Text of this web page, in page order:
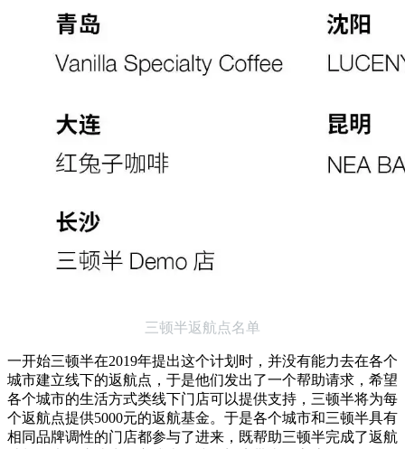
三顿半返航点名单
一开始三顿半在2019年提出这个计划时，并没有能力去在各个
城市建立线下的返航点，于是他们发出了一个帮助请求，希望
各个城市的生活方式类线下门店可以提供支持，三顿半将为每
个返航点提供5000元的返航基金。于是各个城市和三顿半具有
相同品牌调性的门店都参与了进来，既帮助三顿半完成了返航